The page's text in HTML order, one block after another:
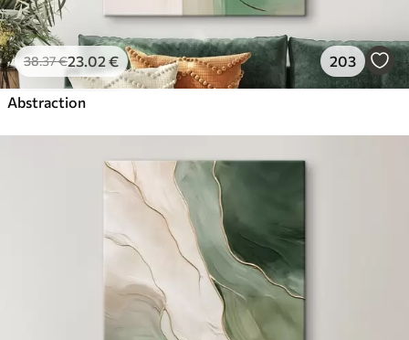
38.37€23.02 € 203
Abstraction